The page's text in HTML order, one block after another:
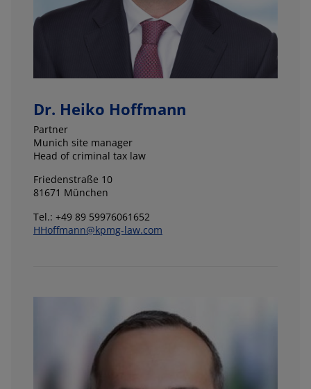
Dr. Heiko Hoffmann
Partner
Munich site manager
Head of criminal tax law
Friedenstraße 10
81671 München
Tel.: +49 89 59976061652
HHoffmann@kpmg-law.com